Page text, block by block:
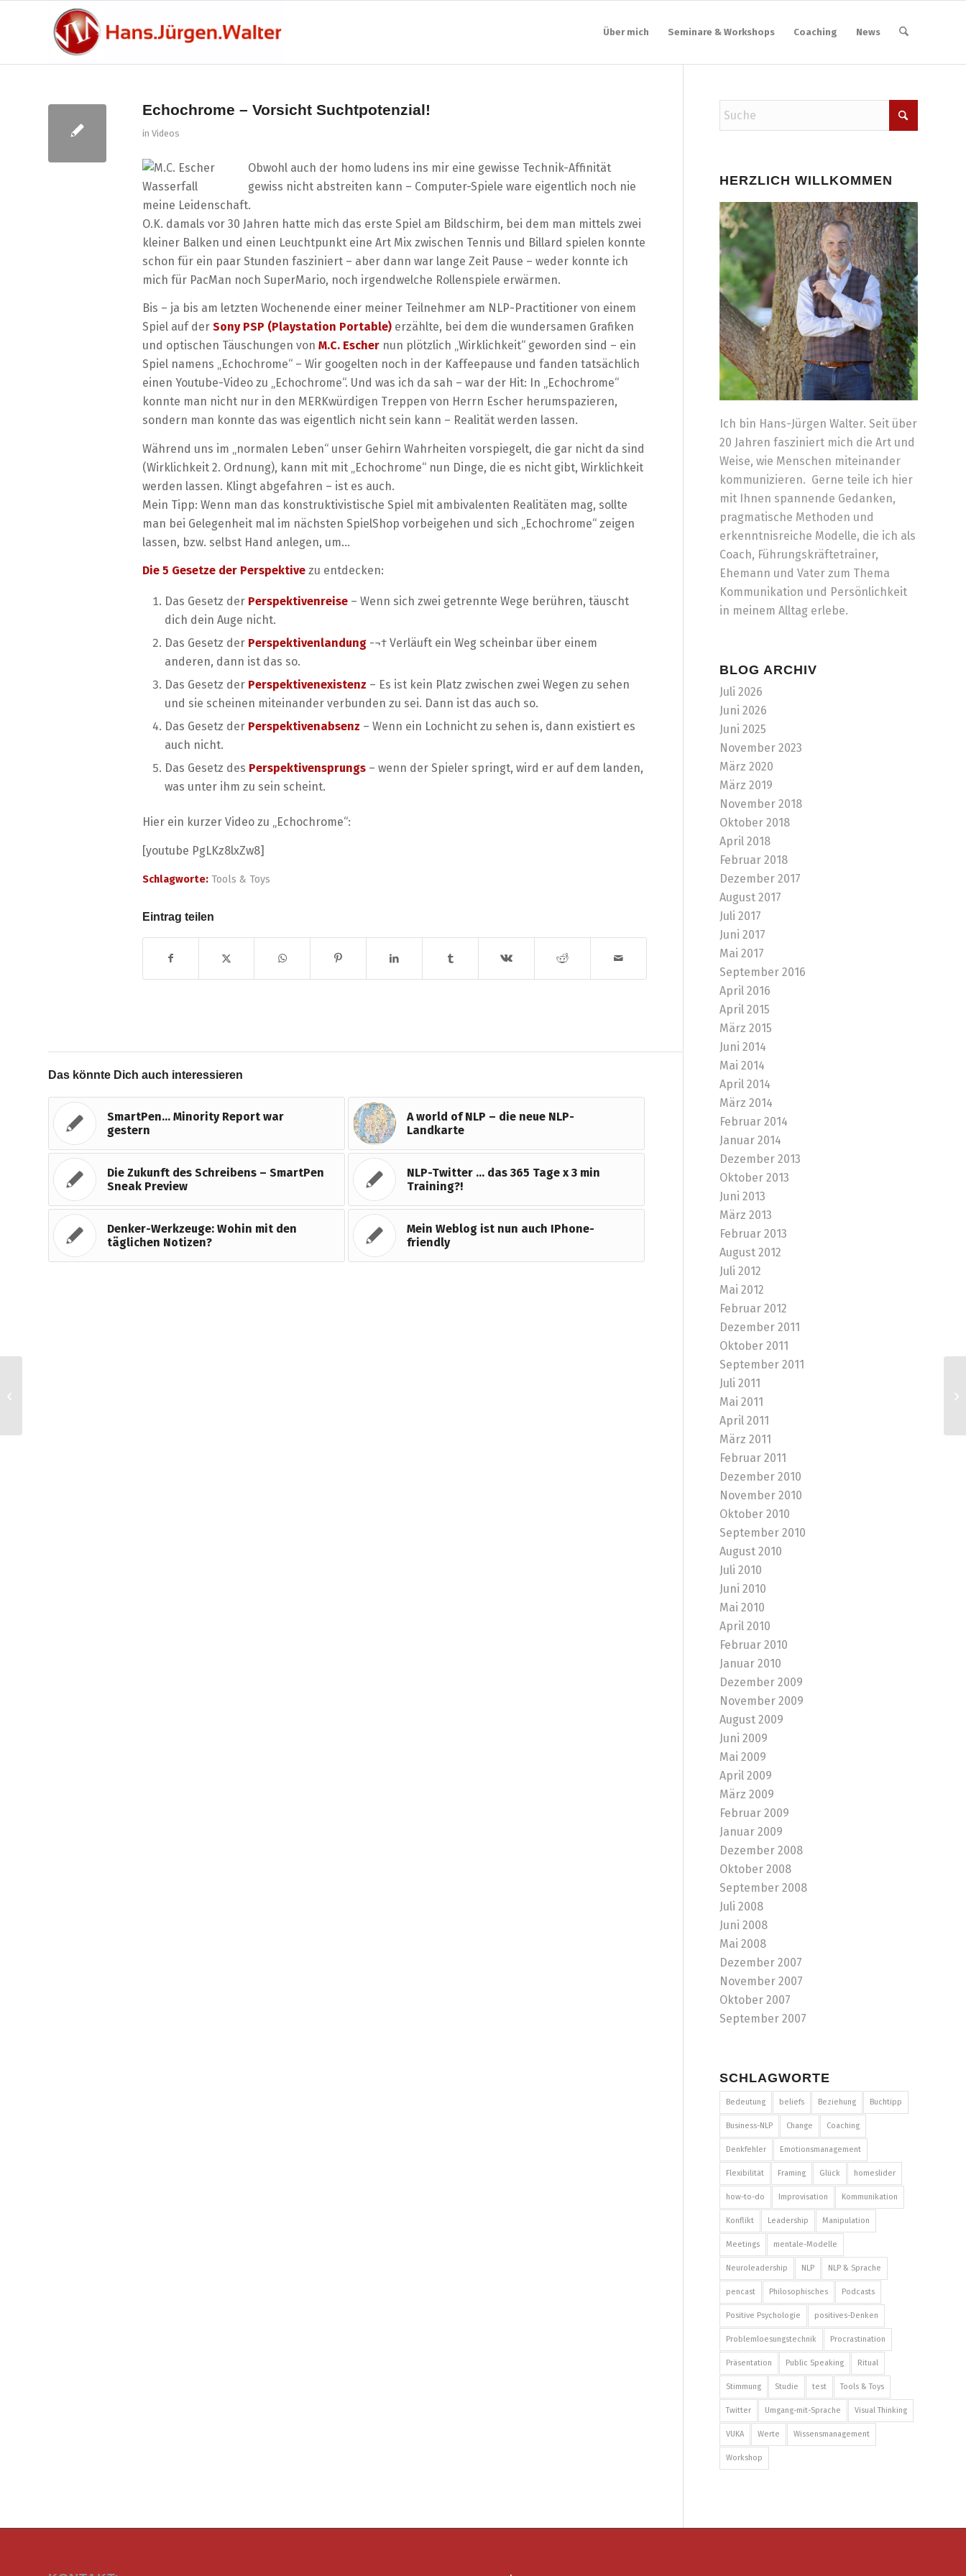
Über mich Seminare & Workshops Coaching News
Echochrome – Vorsicht Suchtpotenzial!
in Videos
Obwohl auch der homo ludens ins mir eine gewisse Technik-Affinität
gewiss nicht abstreiten kann – Computer-Spiele ware eigentlich noch nie
meine Leidenschaft.
O.K. damals vor 30 Jahren hatte mich das erste Spiel am Bildschirm, bei dem man mittels zwei
kleiner Balken und einen Leuchtpunkt eine Art Mix zwischen Tennis und Billard spielen konnte
schon für ein paar Stunden fasziniert – aber dann war lange Zeit Pause – weder konnte ich
mich für PacMan noch SuperMario, noch irgendwelche Rollenspiele erwärmen.
Bis – ja bis am letzten Wochenende einer meiner Teilnehmer am NLP-Practitioner von einem
Spiel auf der Sony PSP (Playstation Portable) erzählte, bei dem die wundersamen Grafiken
und optischen Täuschungen von M.C. Escher nun plötzlich „Wirklichkeit“ geworden sind – ein
Spiel namens „Echochrome“ – Wir googelten noch in der Kaffeepause und fanden tatsächlich
einen Youtube-Video zu „Echochrome“. Und was ich da sah – war der Hit: In „Echochrome“
konnte man nicht nur in den MERKwürdigen Treppen von Herrn Escher herumspazieren,
sondern man konnte das was eigentlich nicht sein kann – Realität werden lassen.
Während uns im „normalen Leben“ unser Gehirn Wahrheiten vorspiegelt, die gar nicht da sind
(Wirklichkeit 2. Ordnung), kann mit mit „Echochrome“ nun Dinge, die es nicht gibt, Wirklichkeit
werden lassen. Klingt abgefahren – ist es auch.
Mein Tipp: Wenn man das konstruktivistische Spiel mit ambivalenten Realitäten mag, sollte
man bei Gelegenheit mal im nächsten SpielShop vorbeigehen und sich „Echochrome“ zeigen
lassen, bzw. selbst Hand anlegen, um…
Die 5 Gesetze der Perspektive zu entdecken:
Das Gesetz der Perspektivenreise – Wenn sich zwei getrennte Wege berühren, täuscht
dich dein Auge nicht.
Das Gesetz der Perspektivenlandung -¬† Verläuft ein Weg scheinbar über einem
anderen, dann ist das so.
Das Gesetz der Perspektivenexistenz – Es ist kein Platz zwischen zwei Wegen zu sehen
und sie scheinen miteinander verbunden zu sei. Dann ist das auch so.
Das Gesetz der Perspektivenabsenz – Wenn ein Lochnicht zu sehen is, dann existiert es
auch nicht.
Das Gesetz des Perspektivensprungs – wenn der Spieler springt, wird er auf dem landen,
was unter ihm zu sein scheint.
Hier ein kurzer Video zu „Echochrome“:
[youtube PgLKz8lxZw8]
Schlagworte: Tools & Toys
Eintrag teilen
Das könnte Dich auch interessieren
SmartPen… Minority Report war
gestern
A world of NLP – die neue NLP-
Landkarte
Die Zukunft des Schreibens – SmartPen
Sneak Preview
NLP-Twitter … das 365 Tage x 3 min
Training?!
Denker-Werkzeuge: Wohin mit den
täglichen Notizen?
Mein Weblog ist nun auch IPhone-
friendly
HERZLICH WILLKOMMEN
Ich bin Hans-Jürgen Walter. Seit über
20 Jahren fasziniert mich die Art und
Weise, wie Menschen miteinander
kommunizieren. Gerne teile ich hier
mit Ihnen spannende Gedanken,
pragmatische Methoden und
erkenntnisreiche Modelle, die ich als
Coach, Führungskräftetrainer,
Ehemann und Vater zum Thema
Kommunikation und Persönlichkeit
in meinem Alltag erlebe.
BLOG ARCHIV
Juli 2026
Juni 2026
Juni 2025
November 2023
März 2020
März 2019
November 2018
Oktober 2018
April 2018
Februar 2018
Dezember 2017
August 2017
Juli 2017
Juni 2017
Mai 2017
September 2016
April 2016
April 2015
März 2015
Juni 2014
Mai 2014
April 2014
März 2014
Februar 2014
Januar 2014
Dezember 2013
Oktober 2013
Juni 2013
März 2013
Februar 2013
August 2012
Juli 2012
Mai 2012
Februar 2012
Dezember 2011
Oktober 2011
September 2011
Juli 2011
Mai 2011
April 2011
März 2011
Februar 2011
Dezember 2010
November 2010
Oktober 2010
September 2010
August 2010
Juli 2010
Juni 2010
Mai 2010
April 2010
Februar 2010
Januar 2010
Dezember 2009
November 2009
August 2009
Juni 2009
Mai 2009
April 2009
März 2009
Februar 2009
Januar 2009
Dezember 2008
Oktober 2008
September 2008
Juli 2008
Juni 2008
Mai 2008
Dezember 2007
November 2007
Oktober 2007
September 2007
SCHLAGWORTE
Bedeutung beliefs Beziehung Buchtipp
Business-NLP Change Coaching
Denkfehler Emotionsmanagement
Flexibilität Framing Glück homeslider
how-to-do Improvisation Kommunikation
Konflikt Leadership Manipulation
Meetings mentale-Modelle
Neuroleadership NLP NLP & Sprache
pencast Philosophisches Podcasts
Positive Psychologie positives-Denken
Problemloesungstechnik Procrastination
Präsentation Public Speaking Ritual
Stimmung Studie test Tools & Toys
Twitter Umgang-mit-Sprache Visual Thinking
VUKA Werte Wissensmanagement
Workshop